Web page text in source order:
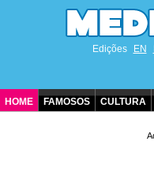
Edições EN
HOME FAMOSOS CULTURA